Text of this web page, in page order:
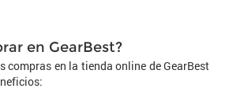
en GearBest?
compras en la tienda online de GearBest